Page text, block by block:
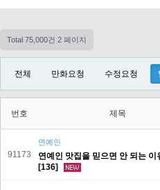
Total 75,000건 2 페이지
전체 만화요청 수정요청
번호 제목
91173
연예인
연예인 맛집을 믿으면 안 되는
[136]